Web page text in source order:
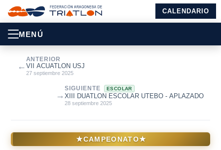
CALENDARIO
MENÚ
←
ANTERIOR
VII ACUATLON USJ
27 septiembre 2025
SIGUIENTE ESCOLAR
XIII DUATLON ESCOLAR UTEBO - APLAZADO
28 septiembre 2025
→
★CAMPEONATO★